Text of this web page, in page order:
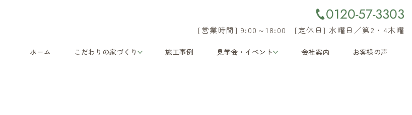
0120-57-3303
[営業時間] 9:00～18:00 [定休日] 水曜日／第2・4木曜
ホーム こだわりの家づくり 施工事例 見学会・イベント 会社案内 お客様の声